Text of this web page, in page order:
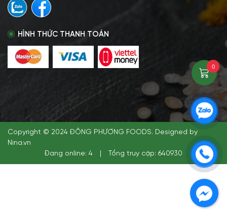
HÌNH THỨC THANH TOÁN
Copyright © 2024 ĐÔNG PHƯƠNG FOODS. Designed by
Nina.vn
Đang online: 4
Tổng truy cập: 640930
0